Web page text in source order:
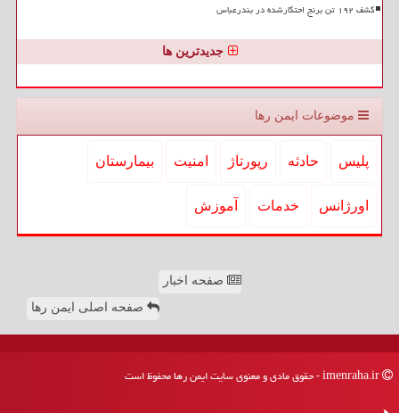
کشف ۱۹۲ تن برنج احتکارشده در بندرعباس
جدیدترین ها
موضوعات ایمن رها
پلیس حادثه رپورتاژ امنیت بیمارستان
اورژانس خدمات آموزش
صفحه اخبار
صفحه اصلی ایمن رها